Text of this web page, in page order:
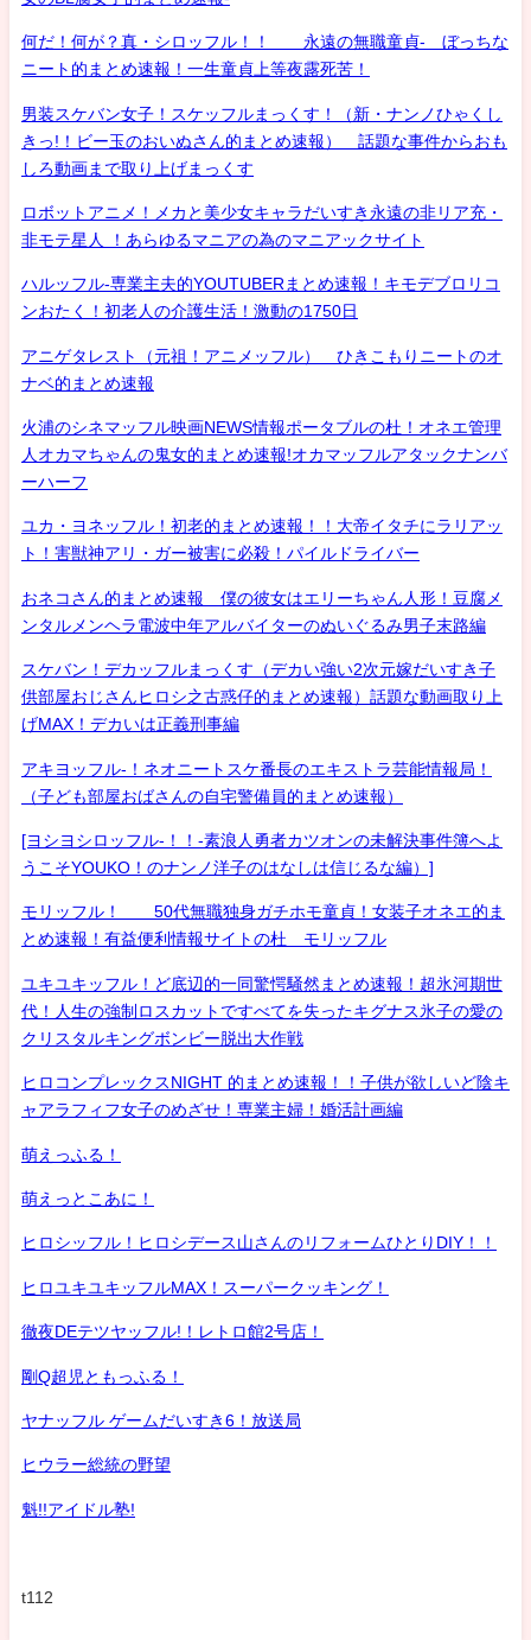
何だ！何が？真・シロッフル！！ 永遠の無職童貞- ぼっちな
ニート的まとめ速報！一生童貞上等夜露死苦！
男装スケバン女子！スケッフルまっくす！（新・ナンノひゃくし
きっ!！ビー玉のおいぬさん的まとめ速報） 話題な事件からおも
しろ動画まで取り上げまっくす
ロボットアニメ！メカと美少女キャラだいすき永遠の非リア充・
非モテ星人 ！あらゆるマニアの為のマニアックサイト
ハルッフル-専業主夫的YOUTUBERまとめ速報！キモデブロリコ
ンおたく！初老人の介護生活！激動の1750日
アニゲタレスト（元祖！アニメッフル） ひきこもりニートのオ
ナベ的まとめ速報
火浦のシネマッフル映画NEWS情報ポータブルの杜！オネエ管理
人オカマちゃんの鬼女的まとめ速報!オカマッフルアタックナンバ
ーハーフ
ユカ・ヨネッフル！初老的まとめ速報！！大帝イタチにラリアッ
ト！害獣神アリ・ガー被害に必殺！パイルドライバー
おネコさん的まとめ速報 僕の彼女はエリーちゃん人形！豆腐メ
ンタルメンヘラ電波中年アルバイターのぬいぐるみ男子末路編
スケバン！デカッフルまっくす（デカい強い2次元嫁だいすき子
供部屋おじさんヒロシ之古惑仔的まとめ速報）話題な動画取り上
げMAX！デカいは正義刑事編
アキヨッフル-！ネオニートスケ番長のエキストラ芸能情報局！
（子ども部屋おばさんの自宅警備員的まとめ速報）
[ヨシヨシロッフル-！！-素浪人勇者カツオンの未解決事件簿へよ
うこそYOUKO！のナンノ洋子のはなしは信じるな編）]
モリッフル！ 50代無職独身ガチホモ童貞！女装子オネエ的ま
とめ速報！有益便利情報サイトの杜 モリッフル
ユキユキッフル！ど底辺的一同驚愕騒然まとめ速報！超氷河期世
代！人生の強制ロスカットですべてを失ったキグナス氷子の愛の
クリスタルキングボンビー脱出大作戦
ヒロコンプレックスNIGHT 的まとめ速報！！子供が欲しいど陰キ
ャアラフィフ女子のめざせ！専業主婦！婚活計画編
萌えっふる！
萌えっとこあに！
ヒロシッフル！ヒロシデース山さんのリフォームひとりDIY！！
ヒロユキユキッフルMAX！スーパークッキング！
徹夜DEテツヤッフル!！レトロ館2号店！
剛Q超児ともっふる！
ヤナッフル ゲームだいすき6！放送局
ヒウラー総統の野望
魁!!アイドル塾!
t112